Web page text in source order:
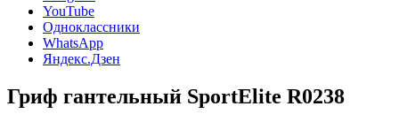
YouTube
Одноклассники
WhatsApp
Яндекс.Дзен
Гриф гантельный SportElite R0238